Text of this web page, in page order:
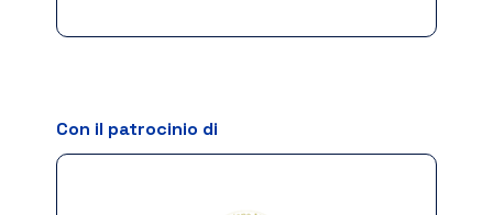
Con il patrocinio di